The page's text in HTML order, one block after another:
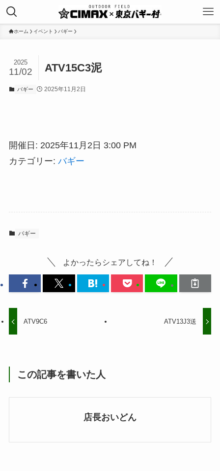
ホーム イベント バギー
ATV15C3泥
2025
11/02
バギー 2025年11月2日
開催日: 2025年11月2日 3:00 PM
カテゴリー: バギー
バギー
よかったらシェアしてね！
ATV9C6 ATV13J3送
この記事を書いた人
店長おいどん